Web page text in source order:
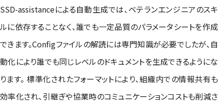
SSD-assistanceによる自動生成では、ベテランエンジニアのスキ
ルに依存することなく、誰でも一定品質のパラメータシートを作成
できます。Configファイルの解読には専門知識が必要でしたが、自
動化により誰でも同じレベルのドキュメントを生成できるようにな
ります。 標準化されたフォーマットにより、組織内での情報共有も
効率化され、引継ぎや協業時のコミュニケーションコストも削減さ